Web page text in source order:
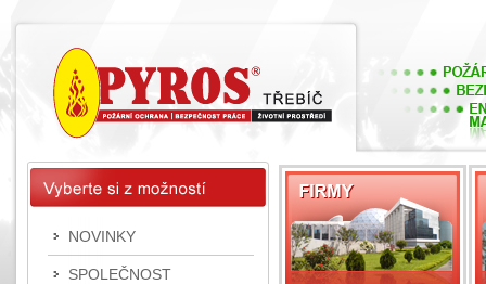
NOVINKY
SPOLEČNOST